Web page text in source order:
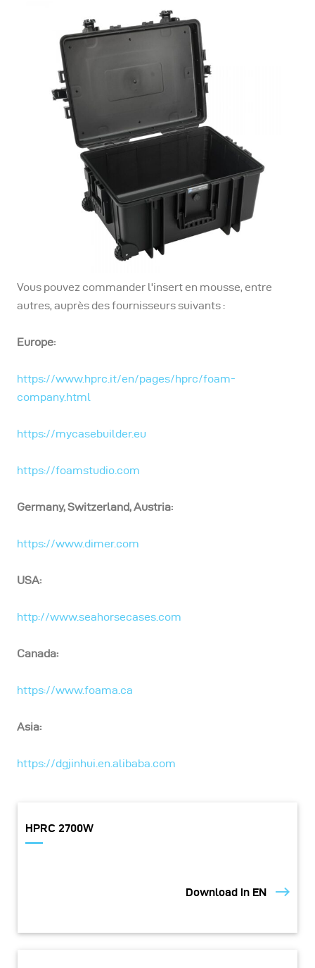
Vous pouvez commander l'insert en mousse, entre
autres, auprès des fournisseurs suivants :
Europe:
https://www.hprc.it/en/pages/hprc/foam-
company.html
https://mycasebuilder.eu
https://foamstudio.com
Germany, Switzerland, Austria:
https://www.dimer.com
USA:
http://www.seahorsecases.com
Canada:
https://www.foama.ca
Asia:
https://dgjinhui.en.alibaba.com
HPRC 2700W
Download in EN